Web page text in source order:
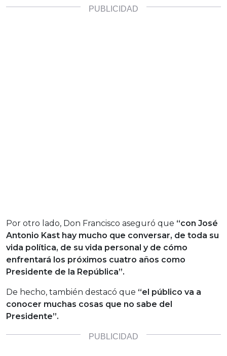
Por otro lado, Don Francisco aseguró que “con José
Antonio Kast hay mucho que conversar, de toda su
vida política, de su vida personal y de cómo
enfrentará los próximos cuatro años como
Presidente de la República”.
De hecho, también destacó que “el público va a
conocer muchas cosas que no sabe del
Presidente”.